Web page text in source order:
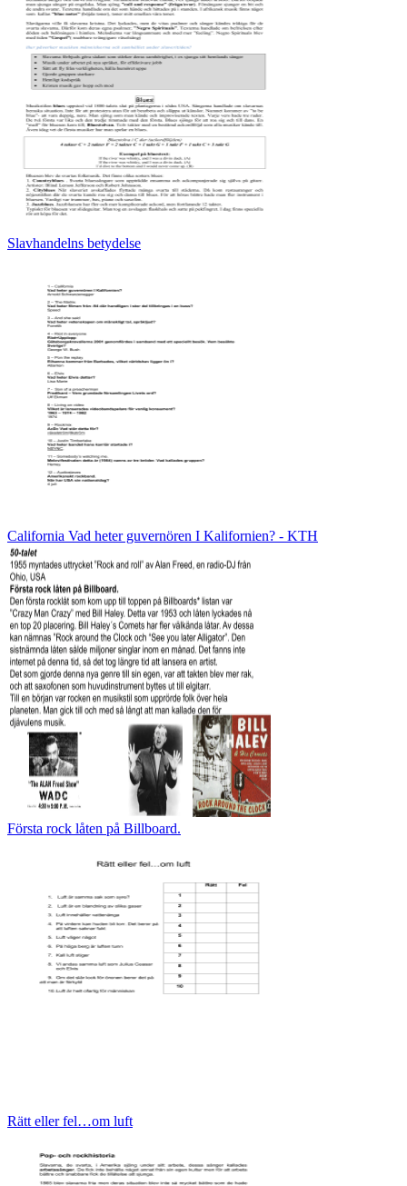
Slavhandelns betydelse
California Vad heter guvernören I Kalifornien? - KTH
Första rock låten på Billboard.
Rätt eller fel…om luft